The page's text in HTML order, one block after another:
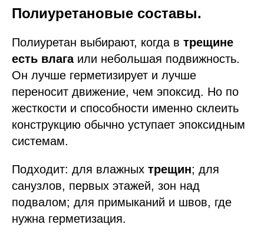
Полиуретановые составы.
Полиуретан выбирают, когда в трещине
есть влагаили небольшая подвижность.
Он лучше герметизирует и лучше
переносит движение, чем эпоксид. Но по
жесткости и способности именно склеить
конструкцию обычно уступает эпоксидным
системам.
Подходит: для влажных трещин; для
санузлов, первых этажей, зон над
подвалом; для примыканий и швов, где
нужна герметизация.